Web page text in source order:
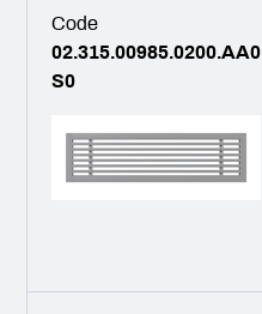
Code
02.315.00985.0200.AA0
S0